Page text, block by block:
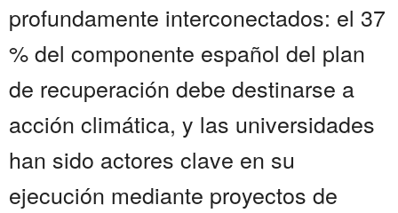
profundamente interconectados: el 37
% del componente español del plan
de recuperación debe destinarse a
acción climática, y las universidades
han sido actores clave en su
ejecución mediante proyectos de